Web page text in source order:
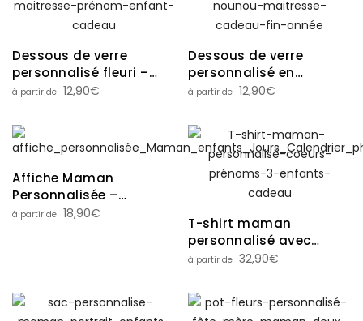
Dessous de verre
personnalisé fleuri –
Cadeau maman,
nounou
12,90€
Dessous de verre
personnalisé en
similicuir – Cadeau
nounou
12,90€
Affiche Maman
Personnalisée –
Calendrier date
18,90€
T-shirt maman
personnalisé avec
prénoms enfants – 1 à 4
des mères
32,90€